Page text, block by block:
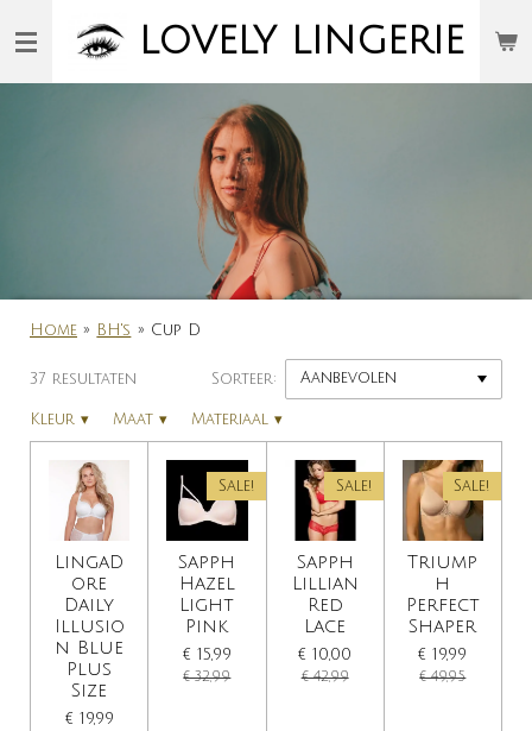
direct
LOVELY LINGERIE
Home » BH's » Cup D
37 resultaten Sorteer:
Kleur ▾ Maat ▾ Materiaal ▾
LingaD
ore
Daily
Illusio
n Blue
Plus
Size
€ 19,99
Sale!
Sapph
Hazel
Light
Pink
€ 15,99
€ 32,99
Sale!
Sapph
Lillian
Red
Lace
€ 10,00
€ 42,99
Sale!
Triump
h
Perfect
Shaper
€ 19,99
€ 49,95